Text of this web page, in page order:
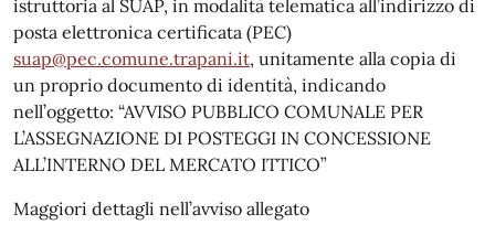
istruttoria al SUAP, in modalità telematica all’indirizzo di
posta elettronica certificata (PEC)
suap@pec.comune.trapani.it, unitamente alla copia di
un proprio documento di identità, indicando
nell’oggetto: “AVVISO PUBBLICO COMUNALE PER
L’ASSEGNAZIONE DI POSTEGGI IN CONCESSIONE
ALL’INTERNO DEL MERCATO ITTICO”
Maggiori dettagli nell’avviso allegato